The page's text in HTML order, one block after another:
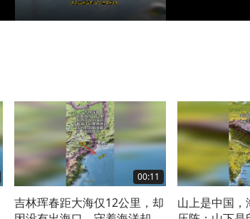
00:11
吉林珲春距大海仅12公里，却
山上是中国